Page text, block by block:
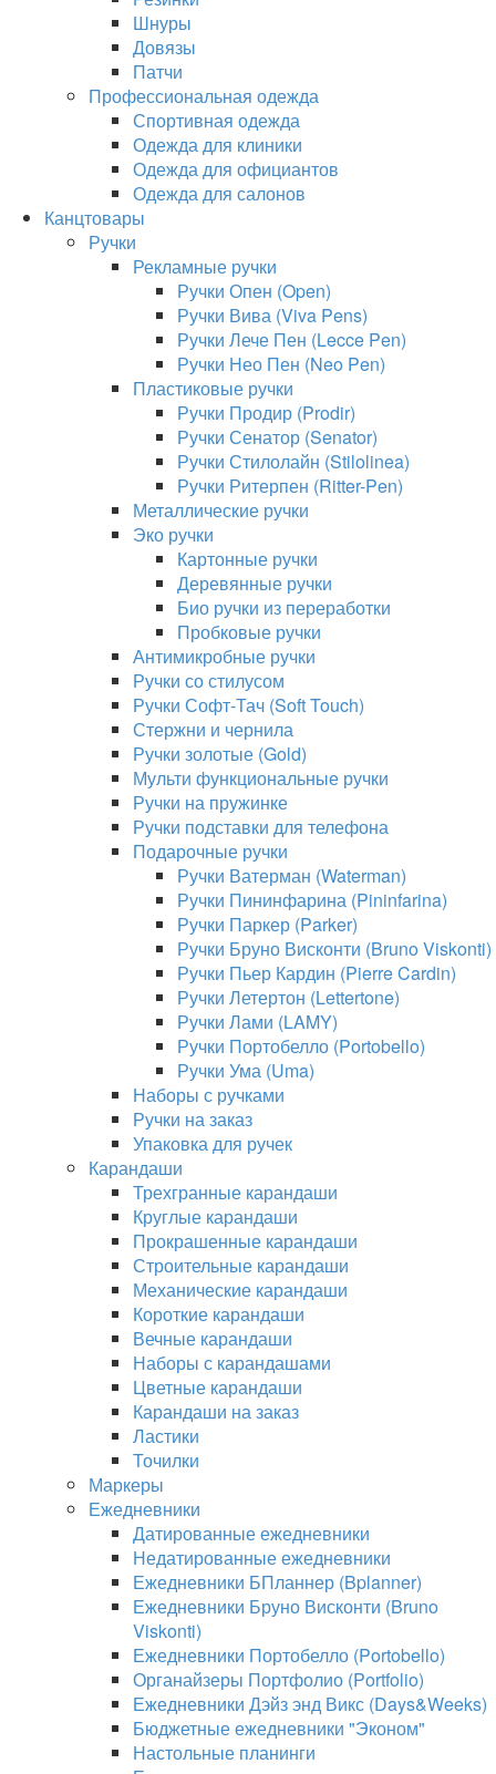
Шнуры
Довязы
Патчи
Профессиональная одежда
Спортивная одежда
Одежда для клиники
Одежда для официантов
Одежда для салонов
Канцтовары
Ручки
Рекламные ручки
Ручки Опен (Open)
Ручки Вива (Viva Pens)
Ручки Лече Пен (Lecce Pen)
Ручки Нео Пен (Neo Pen)
Пластиковые ручки
Ручки Продир (Prodir)
Ручки Сенатор (Senator)
Ручки Стилолайн (Stilolinea)
Ручки Ритерпен (Ritter-Pen)
Металлические ручки
Эко ручки
Картонные ручки
Деревянные ручки
Био ручки из переработки
Пробковые ручки
Антимикробные ручки
Ручки со стилусом
Ручки Софт-Тач (Soft Touch)
Стержни и чернила
Ручки золотые (Gold)
Мульти функциональные ручки
Ручки на пружинке
Ручки подставки для телефона
Подарочные ручки
Ручки Ватерман (Waterman)
Ручки Пининфарина (Pininfarina)
Ручки Паркер (Parker)
Ручки Бруно Висконти (Bruno Viskonti)
Ручки Пьер Кардин (Pierre Cardin)
Ручки Летертон (Lettertone)
Ручки Лами (LAMY)
Ручки Портобелло (Portobello)
Ручки Ума (Uma)
Наборы с ручками
Ручки на заказ
Упаковка для ручек
Карандаши
Трехгранные карандаши
Круглые карандаши
Прокрашенные карандаши
Строительные карандаши
Механические карандаши
Короткие карандаши
Вечные карандаши
Наборы с карандашами
Цветные карандаши
Карандаши на заказ
Ластики
Точилки
Маркеры
Ежедневники
Датированные ежедневники
Недатированные ежедневники
Ежедневники БПланнер (Bplanner)
Ежедневники Бруно Висконти (Bruno
Viskonti)
Ежедневники Портобелло (Portobello)
Органайзеры Портфолио (Portfolio)
Ежедневники Дэйз энд Викс (Days&Weeks)
Бюджетные ежедневники "Эконом"
Настольные планинги